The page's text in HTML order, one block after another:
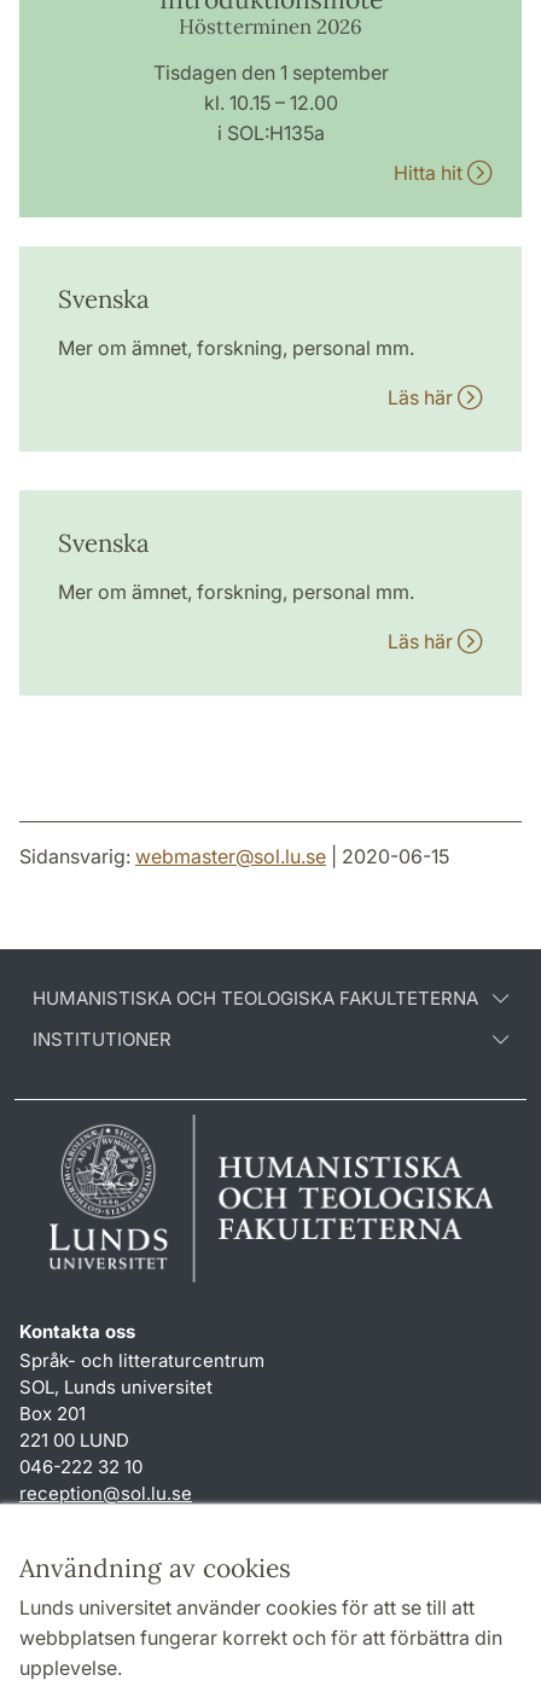
Användning av cookies
Lunds universitet använder cookies för att se till att
webbplatsen fungerar korrekt och för att förbättra din
upplevelse.
Höstterminen 2026
Tisdagen den 1 september
kl. 10.15 – 12.00
i SOL:H135a
Hitta hit
Svenska
Mer om ämnet, forskning, personal mm.
Läs här
Svenska
Mer om ämnet, forskning, personal mm.
Läs här
Sidansvarig: webmaster@sol.lu.se | 2020-06-15
HUMANISTISKA OCH TEOLOGISKA FAKULTETERNA
INSTITUTIONER
Kontakta oss
Språk- och litteraturcentrum
SOL, Lunds universitet
Box 201
221 00 LUND
046-222 32 10
reception@sol.lu.se
Genvägar
Om webbplatsen och cookies
Behandling av personuppgifter
Tillgänglighetsredogörelse